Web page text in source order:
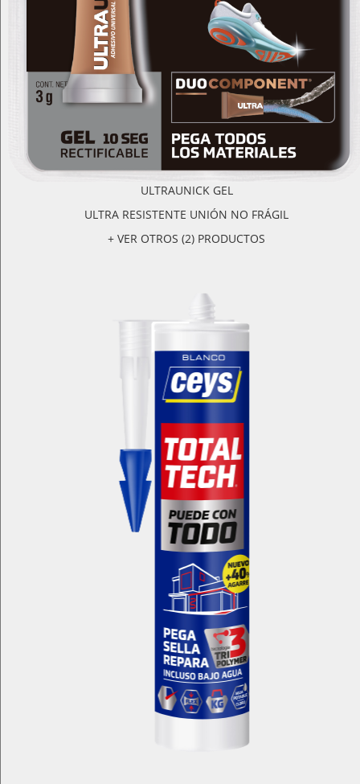
ULTRAUNICK GEL
ULTRA RESISTENTE UNIÓN NO FRÁGIL
+ VER OTROS (2) PRODUCTOS